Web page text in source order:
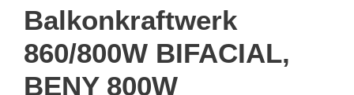
Balkonkraftwerk
860/800W BIFACIAL,
BENY 800W